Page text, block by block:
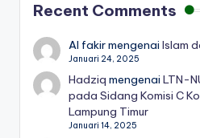
Recent Comments
Al fakirmengenaiIslam
Januari 24, 2025
Hadziq mengenaiLTN-
pada Sidang Komisi C
Lampung Timur
Januari 14, 2025